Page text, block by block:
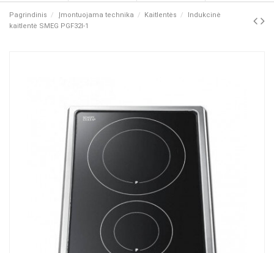
Pagrindinis Įmontuojama technika Kaitlentės
Indukcinė
kaitlentė SMEG PGF32I-1